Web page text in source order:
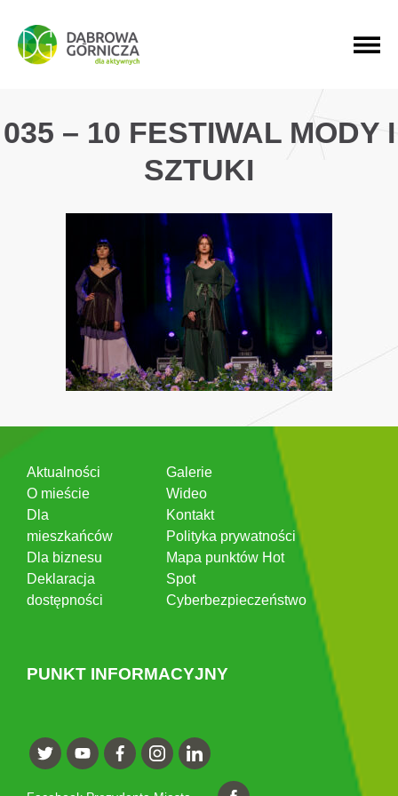
PRZEJDŹ DO MENU GŁÓWNEGO
PRZEJDŹ DO WYSZUKIWARKI
PRZEJDŹ DO TREŚCI
035 – 10 FESTIWAL MODY I
SZTUKI
Aktualności
O mieście
Dla
mieszkańców
Dla biznesu
Deklaracja
dostępności
Galerie
Wideo
Kontakt
Polityka prywatności
Mapa punktów Hot
Spot
Cyberbezpieczeństwo
PUNKT INFORMACYJNY